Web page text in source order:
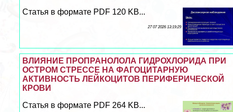
Статья в формате PDF 120 KB...
27 07 2026 13:19:29
ВЛИЯНИЕ ПРОПРАНОЛОЛА ГИДРОХЛОРИДА ПРИ
ОСТРОМ СТРЕССЕ НА ФАГОЦИТАРНУЮ
АКТИВНОСТЬ ЛЕЙКОЦИТОВ ПЕРИФЕРИЧЕСКОЙ
КРОВИ
Статья в формате PDF 264 KB...